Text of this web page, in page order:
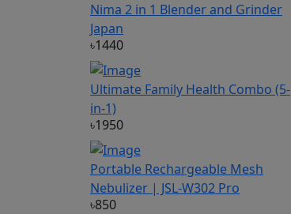
Nima 2 in 1 Blender and Grinder
Japan
৳1440
Ultimate Family Health Combo (5-
in-1)
৳1950
Portable Rechargeable Mesh
Nebulizer | JSL-W302 Pro
৳850